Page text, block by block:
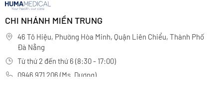
CHI NHÁNH MIỀN TRUNG
46 Tô Hiệu, Phường Hòa Minh, Quận Liên Chiểu, Thành Phố
Đà Nẵng
Từ thứ 2 đến thứ 6 (8:30 - 17:00)
0946 971 206 (Ms. Dương)